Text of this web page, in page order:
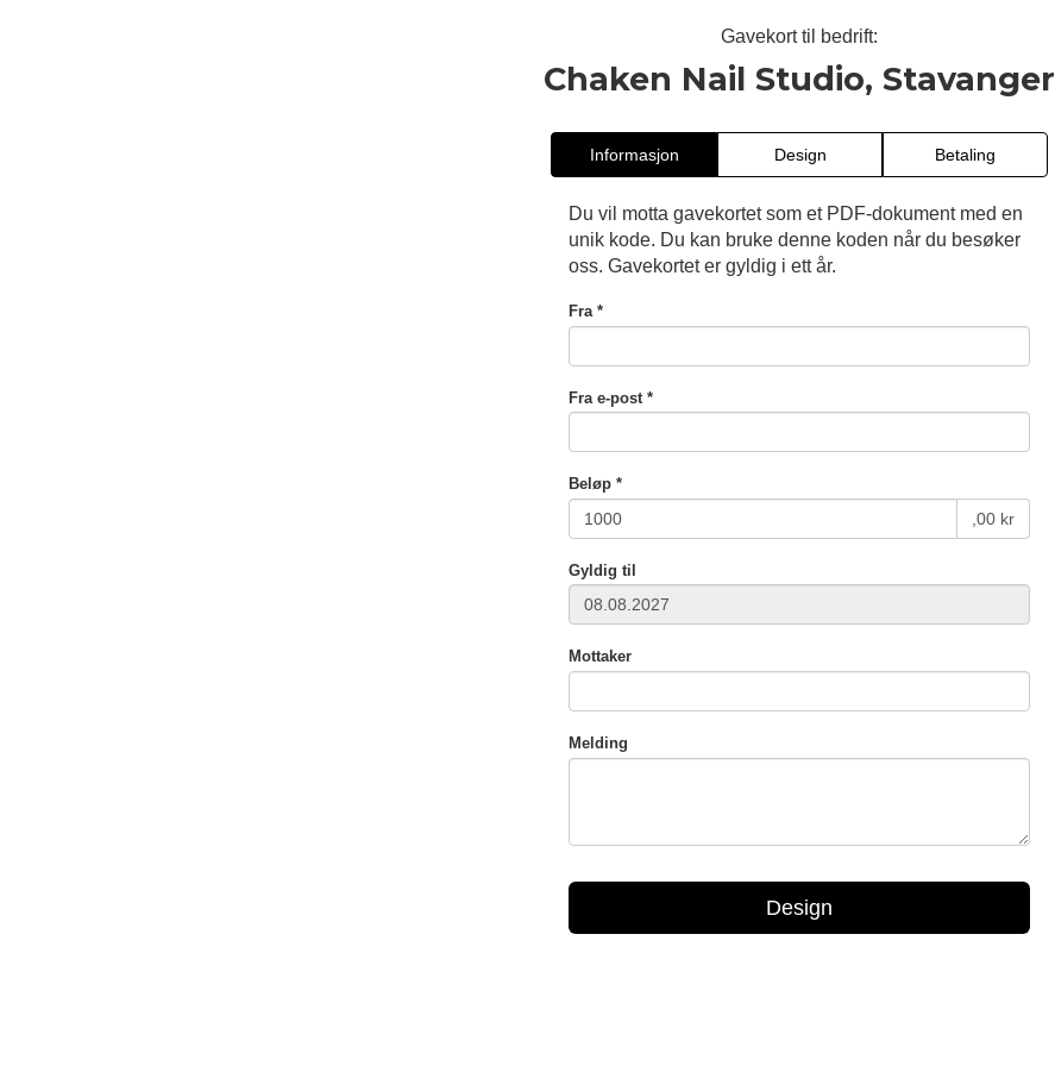
Gavekort til bedrift:
Chaken Nail Studio, Stavanger
Informasjon Design Betaling
Du vil motta gavekortet som et PDF-dokument med en
unik kode. Du kan bruke denne koden når du besøker
oss. Gavekortet er gyldig i ett år.
Fra *
Fra e-post *
Beløp *
,00 kr
Gyldig til
Mottaker
Melding
Design